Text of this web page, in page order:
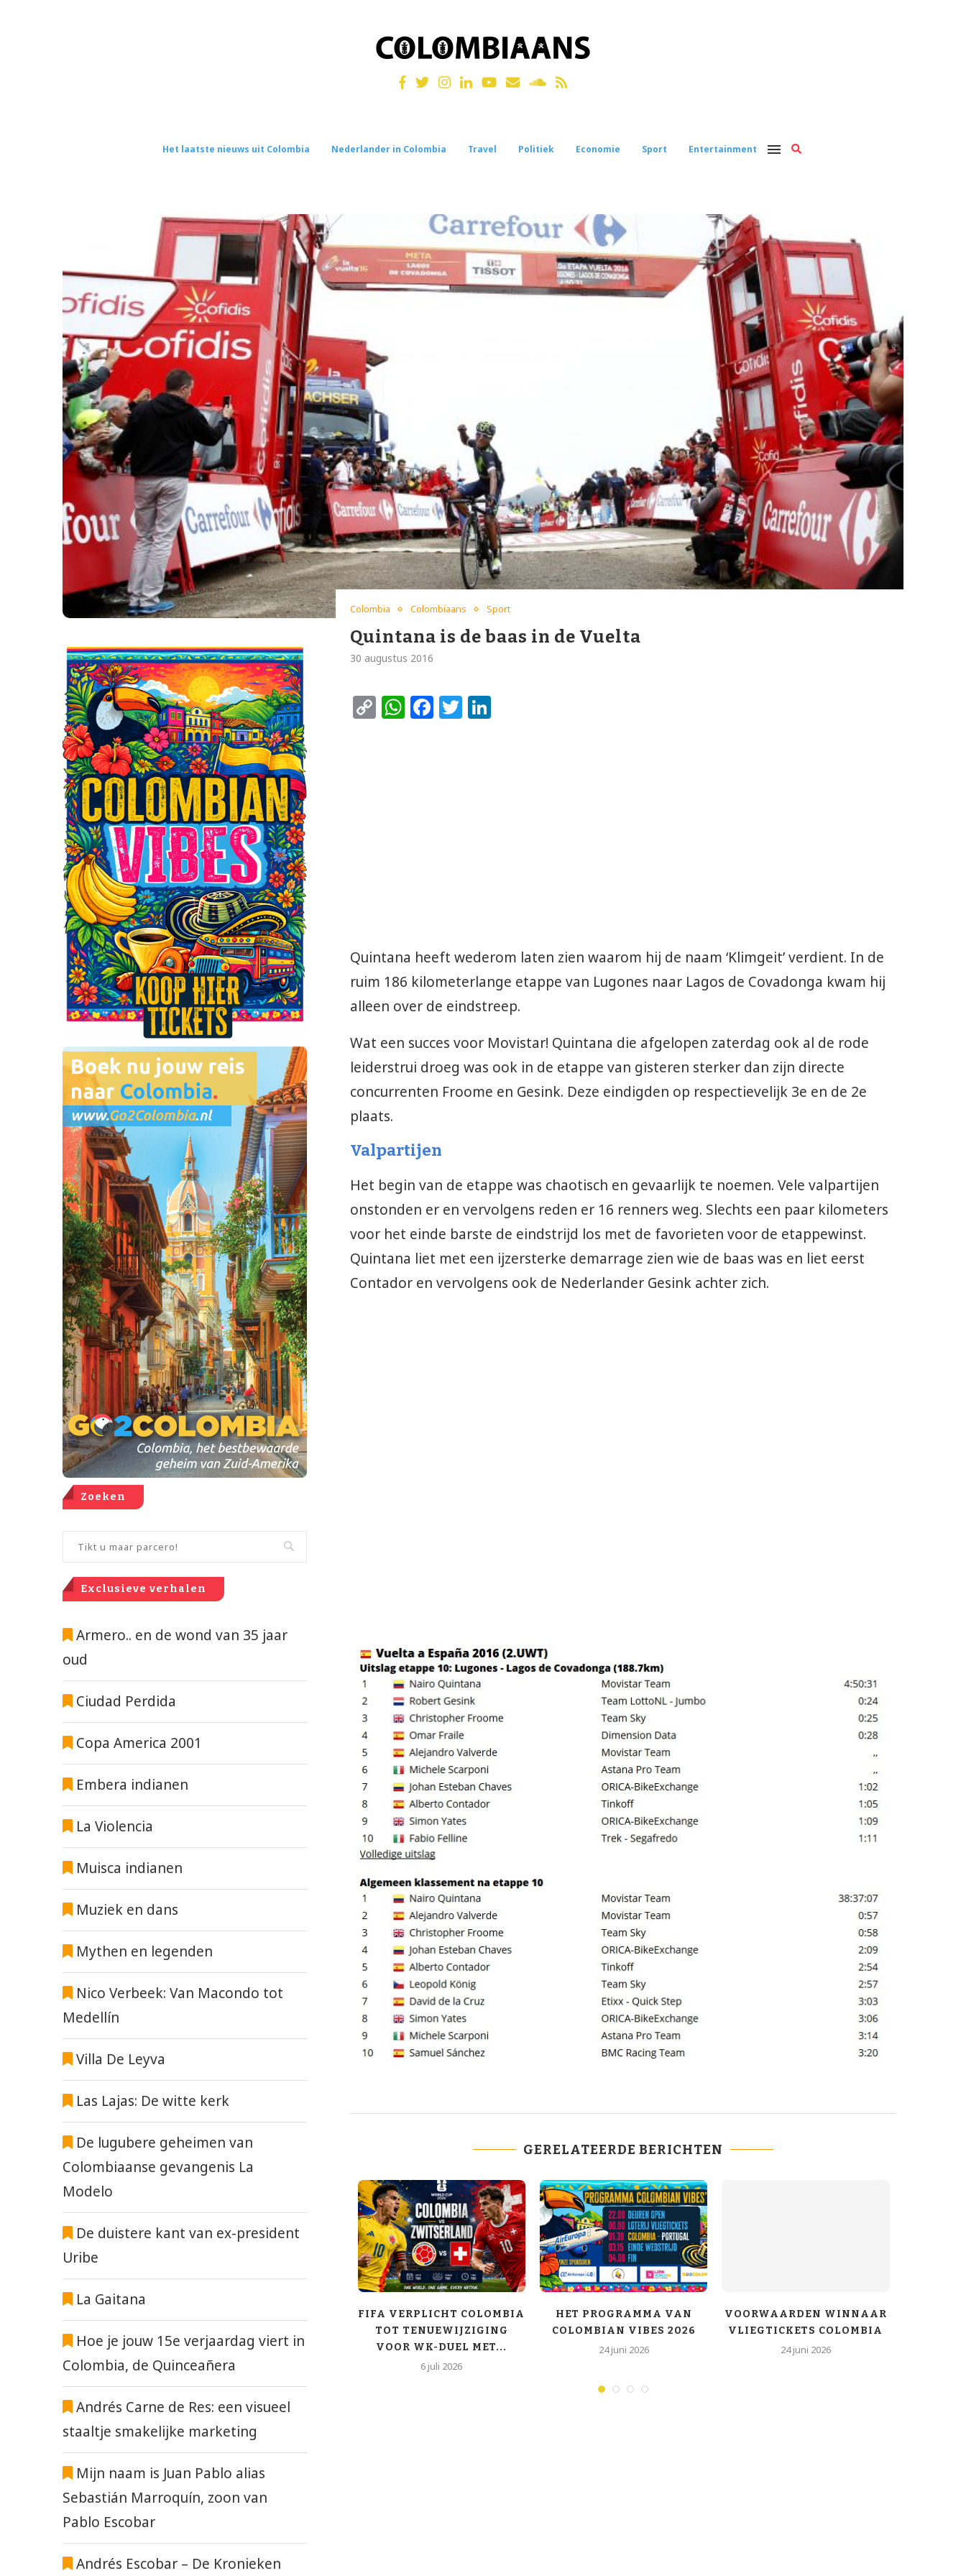
Het laatste nieuws uit Colombia Nederlander in Colombia Travel Politiek Economie Sport Entertainment
Colombia Colombiaans Sport
Quintana is de baas in de Vuelta
30 augustus 2016
CopyWhatsApp
Facebook
Twitter
Quintana heeft wederom laten zien waarom hij de naam ‘Klimgeit’ verdient. In de
ruim 186 kilometerlange etappe van Lugones naar Lagos de Covadonga kwam hij
alleen over de eindstreep.
Wat een succes voor Movistar! Quintana die afgelopen zaterdag ook al de rode
leiderstrui droeg was ook in de etappe van gisteren sterker dan zijn directe
concurrenten Froome en Gesink. Deze eindigden op respectievelijk 3e en de 2e
plaats.
Valpartijen
Het begin van de etappe was chaotisch en gevaarlijk te noemen. Vele valpartijen
onstonden er en vervolgens reden er 16 renners weg. Slechts een paar kilometers
voor het einde barste de eindstrijd los met de favorieten voor de etappewinst.
Quintana liet met een ijzersterke demarrage zien wie de baas was en liet eerst
Contador en vervolgens ook de Nederlander Gesink achter zich.
GERELATEERDE BERICHTEN
26 mei 2026 19 mei 2026
FIFA VERPLICHT COLOMBIA
TOT TENUEWIJZIGING
VOOR WK-DUEL MET...
6 juli 2026
HET PROGRAMMA VAN
COLOMBIAN VIBES 2026
24 juni 2026
VOORWAARDEN WINNAAR
VLIEGTICKETS COLOMBIA
24 juni 2026
Zoeken
Exclusieve verhalen
Armero.. en de wond van 35 jaar
oud
Ciudad Perdida
Copa America 2001
Embera indianen
La Violencia
Muisca indianen
Muziek en dans
Mythen en legenden
Nico Verbeek: Van Macondo tot
Medellín
Villa De Leyva
Las Lajas: De witte kerk
De lugubere geheimen van
Colombiaanse gevangenis La
Modelo
De duistere kant van ex-president
Uribe
La Gaitana
Hoe je jouw 15e verjaardag viert in
Colombia, de Quinceañera
Andrés Carne de Res: een visueel
staaltje smakelijke marketing
Mijn naam is Juan Pablo alias
Sebastián Marroquín, zoon van
Pablo Escobar
Andrés Escobar – De Kronieken